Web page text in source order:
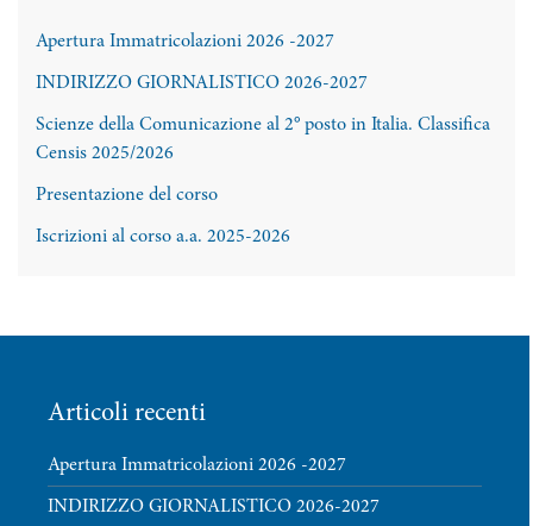
Apertura Immatricolazioni 2026 -2027
INDIRIZZO GIORNALISTICO 2026-2027
Scienze della Comunicazione al 2° posto in Italia. Classifica
Censis 2025/2026
Presentazione del corso
Iscrizioni al corso a.a. 2025-2026
Articoli recenti
Apertura Immatricolazioni 2026 -2027
INDIRIZZO GIORNALISTICO 2026-2027